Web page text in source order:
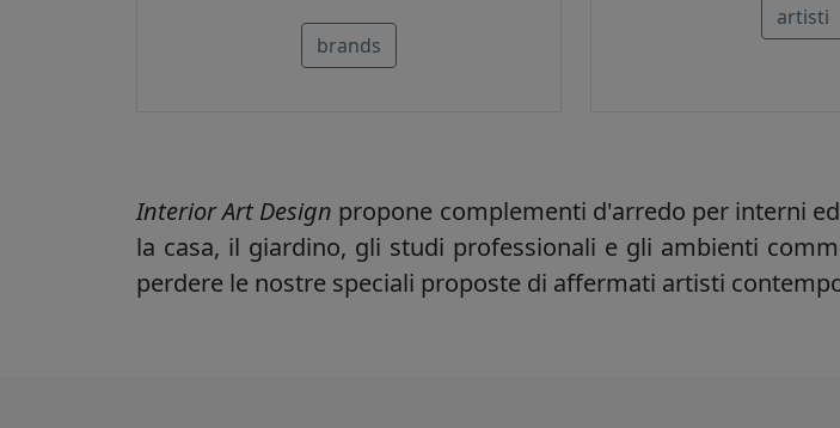
brands
artisti
Interior Art Design propone complementi d'arredo per interni
la casa, il giardino, gli studi professionali e gli ambienti
perdere le nostre speciali proposte di affermati artisti